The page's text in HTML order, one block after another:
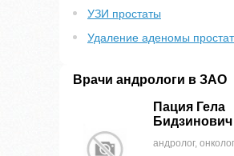
УЗИ простаты
Удаление аденомы
Врачи андрологи в ЗАО
Пация Гела
Бидзинович
андролог,